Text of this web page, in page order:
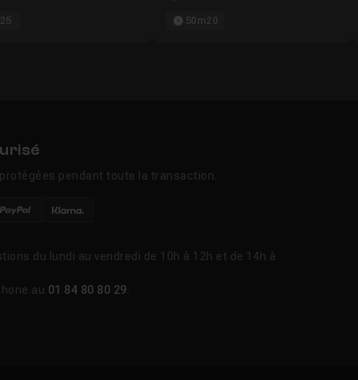
50m20
pendant toute la transaction.
du lundi au vendredi de 10h à 12h et de 14h à
au 01 84 80 80 29.